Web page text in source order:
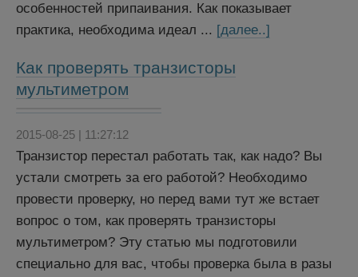
особенностей припаивания. Как показывает
практика, необходима идеал ... [далее..]
Как проверять транзисторы
мультиметром
2015-08-25 | 11:27:12
Транзистор перестал работать так, как надо? Вы
устали смотреть за его работой? Необходимо
провести проверку, но перед вами тут же встает
вопрос о том, как проверять транзисторы
мультиметром? Эту статью мы подготовили
специально для вас, чтобы проверка была в разы